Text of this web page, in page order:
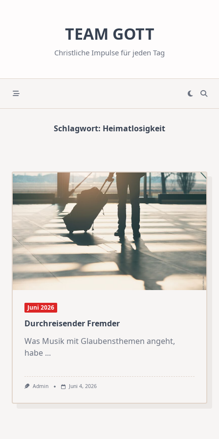
TEAM GOTT
Christliche Impulse für jeden Tag
Schlagwort: Heimatlosigkeit
Juni 2026
Durchreisender Fremder
Was Musik mit Glaubensthemen angeht,
habe ...
Admin Juni 4, 2026